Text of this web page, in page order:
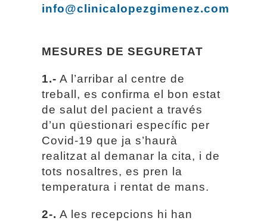
info@clinicalopezgimenez.com
MESURES DE SEGURETAT
1.- A l’arribar al centre de
treball, es confirma el bon estat
de salut del pacient a través
d’un qüestionari específic per
Covid-19 que ja s’haurà
realitzat al demanar la cita, i de
tots nosaltres, es pren la
temperatura i rentat de mans.
2-. A les recepcions hi han